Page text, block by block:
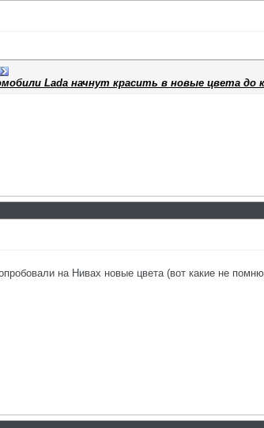
Lada начнут красить в новые цвета до
на Нивах новые цвета (вот какие не